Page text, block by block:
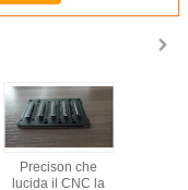
Precison che
lucida il CNC la